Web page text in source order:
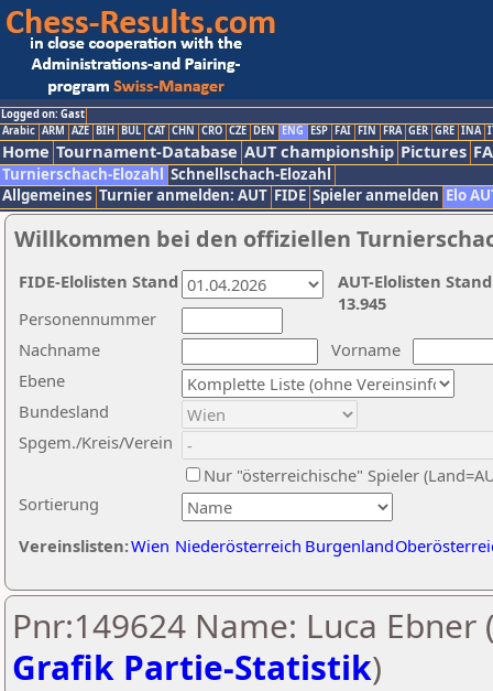
Logged on: Gast
Arabic ARM AZE BIH BUL CAT CHN CRO CZE DEN ENG ESP FAI FIN FRA GER GRE INA
Home Tournament-Database AUT championship Pictures
Turnierschach-Elozahl Schnellschach-Elozahl
Allgemeines Turnier anmelden: AUT FIDE Spieler anmelden Elo
Willkommen bei den offiziellen
Nachname
Vorname
Ebene
Sortierung
Personennummer
Bundesland
Spgem./Kreis/Verein
Nur "österreichische" Spieler
Vereinslisten:Wien Niederösterreich Burgenland
AUT-Elolisten
13.945
FIDE-Elolisten Stand
Pnr:149624 Name: Luca Ebner
Grafik Partie-Statistik)